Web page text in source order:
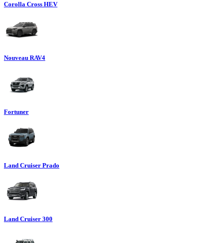
Corolla Cross HEV
Nouveau RAV4
Fortuner
Land Cruiser Prado
Land Cruiser 300